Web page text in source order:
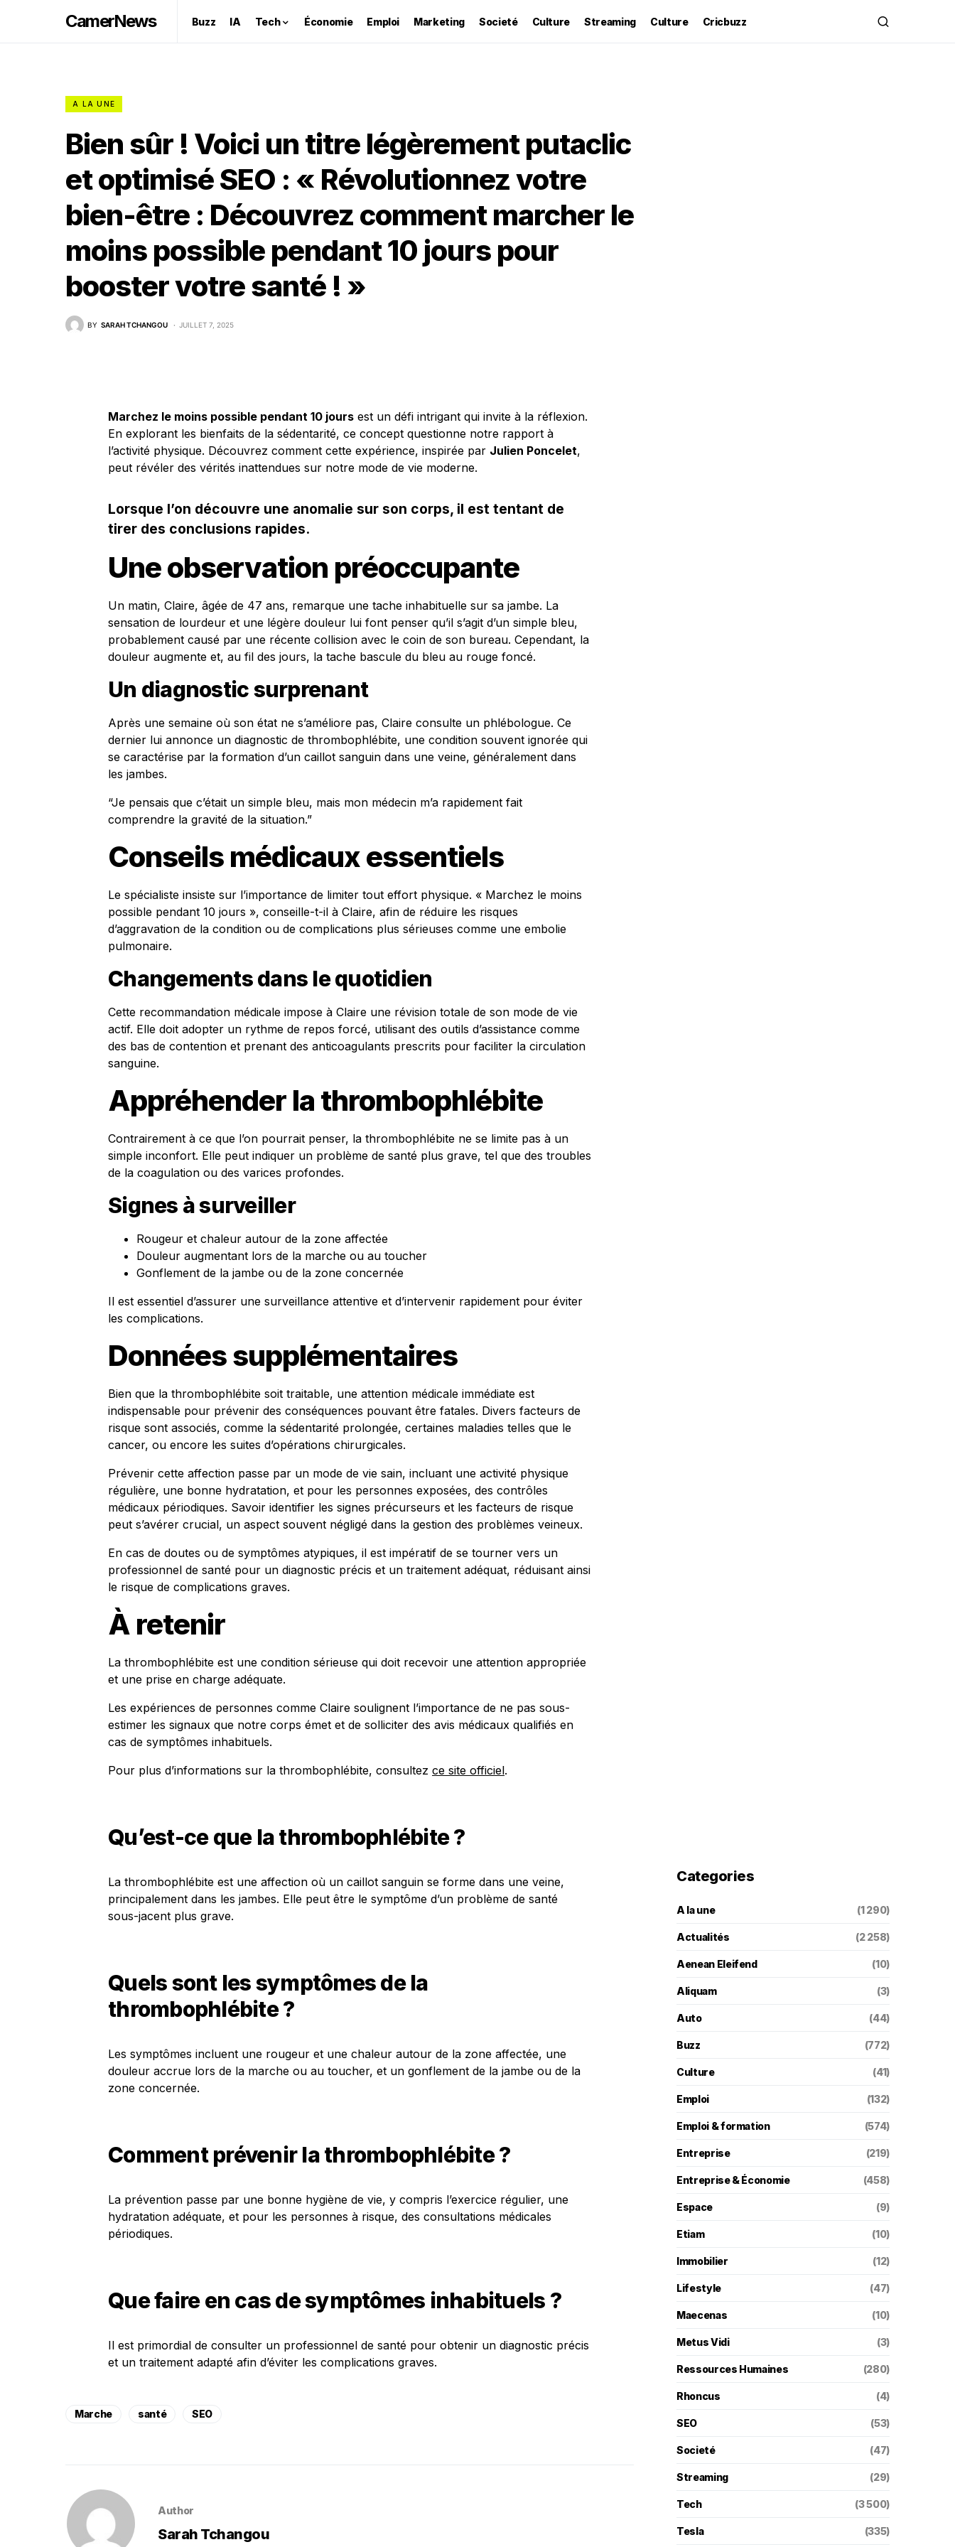
CamerNews Buzz IA Tech Économie Emploi Marketing Societé Culture Streaming Culture Cricbuzz
A LA UNE
Bien sûr ! Voici un titre légèrement putaclic
et optimisé SEO : « Révolutionnez votre
bien-être : Découvrez comment marcher le
moins possible pendant 10 jours pour
booster votre santé ! »
BY SARAH TCHANGOU JUILLET 7, 2025
Marchez le moins possible pendant 10 jours est un défi intrigant qui invite à la réflexion.
En explorant les bienfaits de la sédentarité, ce concept questionne notre rapport à
l’activité physique. Découvrez comment cette expérience, inspirée par Julien Poncelet,
peut révéler des vérités inattendues sur notre mode de vie moderne.
Lorsque l’on découvre une anomalie sur son corps, il est tentant de
tirer des conclusions rapides.
Une observation préoccupante
Un matin, Claire, âgée de 47 ans, remarque une tache inhabituelle sur sa jambe. La
sensation de lourdeur et une légère douleur lui font penser qu’il s’agit d’un simple bleu,
probablement causé par une récente collision avec le coin de son bureau. Cependant, la
douleur augmente et, au fil des jours, la tache bascule du bleu au rouge foncé.
Un diagnostic surprenant
Après une semaine où son état ne s’améliore pas, Claire consulte un phlébologue. Ce
dernier lui annonce un diagnostic de thrombophlébite, une condition souvent ignorée qui
se caractérise par la formation d’un caillot sanguin dans une veine, généralement dans
les jambes.
“Je pensais que c’était un simple bleu, mais mon médecin m’a rapidement fait
comprendre la gravité de la situation.”
Conseils médicaux essentiels
Le spécialiste insiste sur l’importance de limiter tout effort physique. « Marchez le moins
possible pendant 10 jours », conseille-t-il à Claire, afin de réduire les risques
d’aggravation de la condition ou de complications plus sérieuses comme une embolie
pulmonaire.
Changements dans le quotidien
Cette recommandation médicale impose à Claire une révision totale de son mode de vie
actif. Elle doit adopter un rythme de repos forcé, utilisant des outils d’assistance comme
des bas de contention et prenant des anticoagulants prescrits pour faciliter la circulation
sanguine.
Appréhender la thrombophlébite
Contrairement à ce que l’on pourrait penser, la thrombophlébite ne se limite pas à un
simple inconfort. Elle peut indiquer un problème de santé plus grave, tel que des troubles
de la coagulation ou des varices profondes.
Signes à surveiller
Rougeur et chaleur autour de la zone affectée
Douleur augmentant lors de la marche ou au toucher
Gonflement de la jambe ou de la zone concernée
Il est essentiel d’assurer une surveillance attentive et d’intervenir rapidement pour éviter
les complications.
Données supplémentaires
Bien que la thrombophlébite soit traitable, une attention médicale immédiate est
indispensable pour prévenir des conséquences pouvant être fatales. Divers facteurs de
risque sont associés, comme la sédentarité prolongée, certaines maladies telles que le
cancer, ou encore les suites d’opérations chirurgicales.
Prévenir cette affection passe par un mode de vie sain, incluant une activité physique
régulière, une bonne hydratation, et pour les personnes exposées, des contrôles
médicaux périodiques. Savoir identifier les signes précurseurs et les facteurs de risque
peut s’avérer crucial, un aspect souvent négligé dans la gestion des problèmes veineux.
En cas de doutes ou de symptômes atypiques, il est impératif de se tourner vers un
professionnel de santé pour un diagnostic précis et un traitement adéquat, réduisant ainsi
le risque de complications graves.
À retenir
La thrombophlébite est une condition sérieuse qui doit recevoir une attention appropriée
et une prise en charge adéquate.
Les expériences de personnes comme Claire soulignent l’importance de ne pas sous-
estimer les signaux que notre corps émet et de solliciter des avis médicaux qualifiés en
cas de symptômes inhabituels.
Pour plus d’informations sur la thrombophlébite, consultez ce site officiel.
Qu’est-ce que la thrombophlébite ?
La thrombophlébite est une affection où un caillot sanguin se forme dans une veine,
principalement dans les jambes. Elle peut être le symptôme d’un problème de santé
sous-jacent plus grave.
Quels sont les symptômes de la
thrombophlébite ?
Les symptômes incluent une rougeur et une chaleur autour de la zone affectée, une
douleur accrue lors de la marche ou au toucher, et un gonflement de la jambe ou de la
zone concernée.
Comment prévenir la thrombophlébite ?
La prévention passe par une bonne hygiène de vie, y compris l’exercice régulier, une
hydratation adéquate, et pour les personnes à risque, des consultations médicales
périodiques.
Que faire en cas de symptômes inhabituels ?
Il est primordial de consulter un professionnel de santé pour obtenir un diagnostic précis
et un traitement adapté afin d’éviter les complications graves.
Marche santé SEO
Author
Sarah Tchangou
Categories
A la une (1 290)
Actualités (2 258)
Aenean Eleifend (10)
Aliquam (3)
Auto (44)
Buzz (772)
Culture (41)
Emploi (132)
Emploi & formation (574)
Entreprise (219)
Entreprise & Économie (458)
Espace (9)
Etiam (10)
Immobilier (12)
Lifestyle (47)
Maecenas (10)
Metus Vidi (3)
Ressources Humaines (280)
Rhoncus (4)
SEO (53)
Societé (47)
Streaming (29)
Tech (3 500)
Tesla (335)